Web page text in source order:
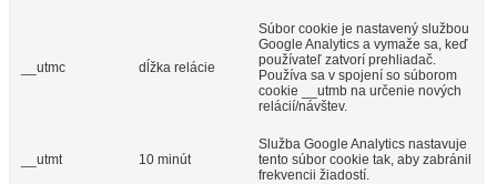
__utmc dĺžka relácie
Súbor cookie je nastavený službou
Google Analytics a vymaže sa, keď
používateľ zatvorí prehliadač.
Používa sa v spojení so súborom
cookie __utmb na určenie nových
relácií/návštev.
__utmt 10 minút
Služba Google Analytics nastavuje
tento súbor cookie tak, aby zabránil
frekvencii žiadostí.